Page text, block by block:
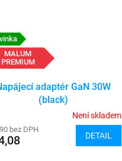
MALUM
PREMIUM
adaptér GaN 30W
(black)
Není skladem
bez DPH
DETAIL